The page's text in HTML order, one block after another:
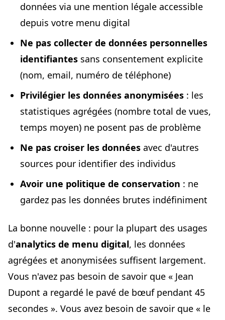
données via une mention légale accessible
depuis votre menu digital
Ne pas collecter de données personnelles
identifiantes sans consentement explicite
(nom, email, numéro de téléphone)
Privilégier les données anonymisées : les
statistiques agrégées (nombre total de vues,
temps moyen) ne posent pas de problème
Ne pas croiser les données avec d'autres
sources pour identifier des individus
Avoir une politique de conservation : ne
gardez pas les données brutes indéfiniment
La bonne nouvelle : pour la plupart des usages
d'analytics de menu digital, les données
agrégées et anonymisées suffisent largement.
Vous n'avez pas besoin de savoir que « Jean
Dupont a regardé le pavé de bœuf pendant 45
secondes ». Vous avez besoin de savoir que « le